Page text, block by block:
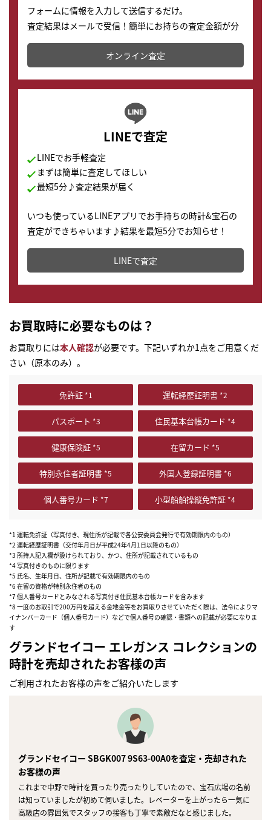
フォームに情報を入力して送信するだけ。
査定結果はメールで受信！簡単にお持ちの査定金額が分
かります。
オンライン査定
LINEで査定
LINEでお手軽査定
まずは簡単に査定してほしい
最短5分♪査定結果が届く
いつも使っているLINEアプリでお手持ちの時計&宝石の
査定ができちゃいます♪結果を最短5分でお知らせ！
どこからでもすぐに査定金額を知ることが出来ます。
LINEで査定
お買取時に必要なものは？
お買取りには本人確認が必要です。下記いずれか1点をご用意くだ
さい（原本のみ）。
免許証 運転経歴証明書
パスポート 住民基本台帳カード
健康保険証 在留カード
特別永住者証明書 外国人登録証明書
個人番号カード 小型船舶操縦免許証
*1 運転免許証（写真付き、現住所が記載で各公安委員会発行で有効期限内のもの）
*2 運転経歴証明書（交付年月日が平成24年4月1日以降のもの）
*3 所持人記入欄が設けられており、かつ、住所が記載されているもの
*4 写真付きのものに限ります
*5 氏名、生年月日、住所が記載で有効期限内のもの
*6 在留の資格が特別永住者のもの
*7 個人番号カードとみなされる写真付き住民基本台帳カードを含みます
*8 一度のお取引で200万円を超える金地金等をお買取りさせていただく際は、法令によりマ
イナンバーカード（個人番号カード）などで個人番号の確認・書類への記載が必要になりま
す
グランドセイコー エレガンス コレクションの
時計を売却されたお客様の声
ご利用されたお客様の声をご紹介いたします
グランドセイコー SBGK007 9S63-00A0を査定・売却された
お客様の声
これまで中野で時計を買ったり売ったりしていたので、宝石広場の名前
は知っていましたが初めて伺いました。レベーターを上がったら一気に
高級店の雰囲気でスタッフの接客も丁寧で素敵だなと感じました。
まずは
かんたん30秒でお試し査定